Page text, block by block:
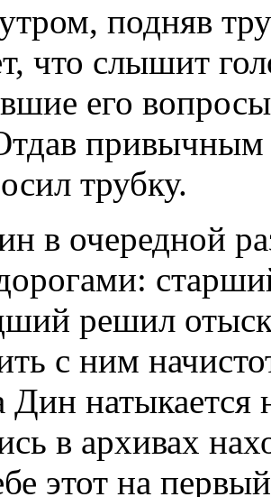
подняв
что слышит
его
трубку.
в очередной
решил
с ним
натыкается
в архивах
этот на